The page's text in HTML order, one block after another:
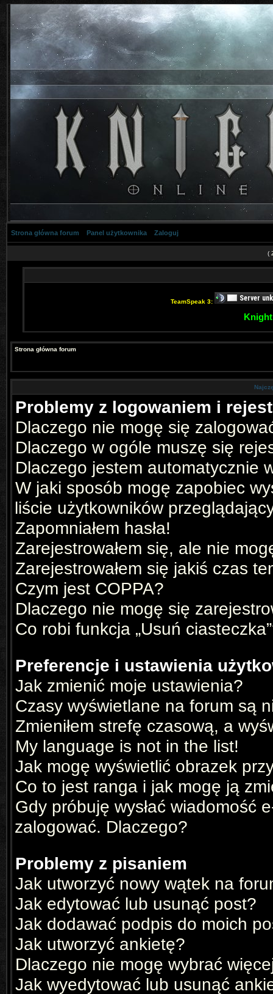
Strona główna forum Panel użytkownika Zaloguj
(
TeamSpeak 3:
Strona główna forum
Problemy z logowaniem i
Dlaczego nie mogę się
Dlaczego w ogóle muszę się
Dlaczego jestem automatycznie
W jaki sposób mogę zapobiec
liście użytkowników
Zapomniałem hasła!
Zarejestrowałem się, ale nie
Zarejestrowałem się jakiś czas
Czym jest COPPA?
Dlaczego nie mogę się
Co robi funkcja „Usuń
Preferencje i ustawienia
Jak zmienić moje ustawienia?
Czasy wyświetlane na forum są
Zmieniłem strefę czasową, a
My language is not in the list!
Jak mogę wyświetlić obrazek
Co to jest ranga i jak mogę ją
Gdy próbuję wysłać wiadomość
zalogować. Dlaczego?
Problemy z pisaniem
Jak utworzyć nowy wątek na
Jak edytować lub usunąć post?
Jak dodawać podpis do moich
Jak utworzyć ankietę?
Dlaczego nie mogę wybrać
Jak wyedytować lub usunąć